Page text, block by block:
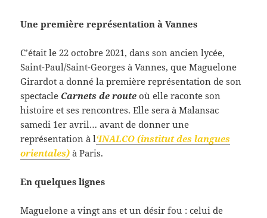
Une première représentation à Vannes
C’était le 22 octobre 2021, dans son ancien lycée,
Saint-Paul/Saint-Georges à Vannes, que Maguelone
Girardot a donné la première représentation de son
spectacle Carnets de route où elle raconte son
histoire et ses rencontres. Elle sera à Malansac
samedi 1er avril… avant de donner une
représentation à l‘INALCO (institut des langues
orientales) à Paris.
En quelques lignes
Maguelone a vingt ans et un désir fou : celui de